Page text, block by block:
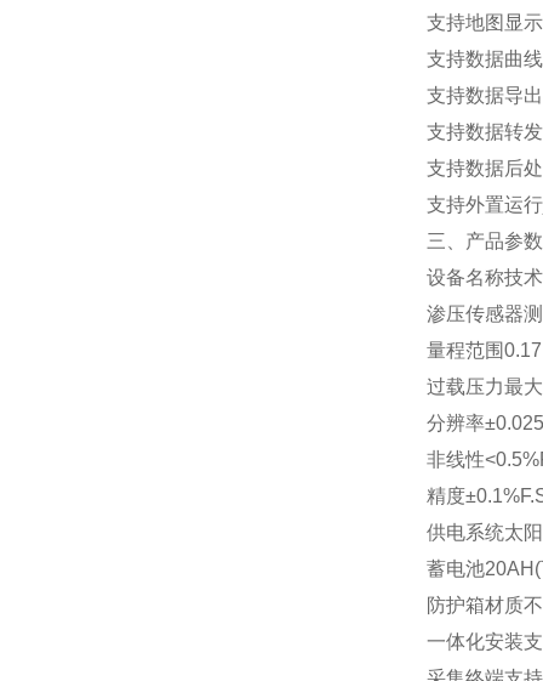
支持地图显
支持数据曲
支持数据导
支持数据转
支持数据后
支持外置运
三、产品参数
设备名称技
渗压传感器
量程范围
过载压力最
分辨率
非线性
精度
供电系统太
蓄电池
防护箱材质
一体化安装